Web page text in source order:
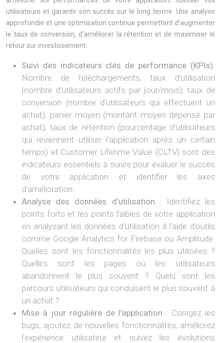
utilisateurs et garantir son succès sur le long terme. Une analyse
approfondie et une optimisation continue permettent d’augmenter
le taux de conversion, d’améliorer la rétention et de maximiser le
retour sur investissement.
Suivi des indicateurs clés de performance (KPIs):
Nombre de téléchargements, taux d’utilisation
(nombre d’utilisateurs actifs par jour/mois), taux de
conversion (nombre d’utilisateurs qui effectuent un
achat), panier moyen (montant moyen dépensé par
achat), taux de rétention (pourcentage d’utilisateurs
qui reviennent utiliser l’application après un certain
temps) et Customer Lifetime Value (CLTV) sont des
indicateurs essentiels à suivre pour évaluer le succès
de votre application et identifier les axes
d’amélioration.
Analyse des données d’utilisation :
Identifiez les
points forts et les points faibles de votre application
en analysant les données d’utilisation à l’aide d’outils
comme Google Analytics for Firebase ou Amplitude.
Quelles sont les fonctionnalités les plus utilisées ?
Quelles sont les pages où les utilisateurs
abandonnent le plus souvent ? Quels sont les
parcours utilisateurs qui conduisent le plus souvent à
un achat ?
Mise à jour régulière de l’application : Corrigez les
bugs, ajoutez de nouvelles fonctionnalités, améliorez
l’expérience utilisateur et suivez les évolutions